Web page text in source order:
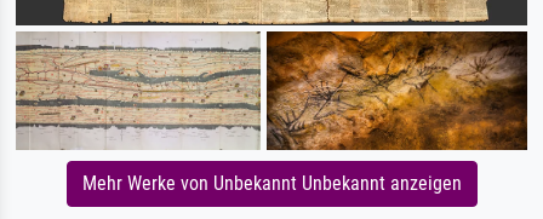
Mehr Werke von Unbekannt Unbekannt anzeigen